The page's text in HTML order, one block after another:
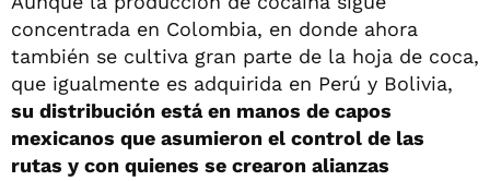
concentrada en Colombia, en donde ahora
también se cultiva gran parte de la hoja de coca,
que igualmente es adquirida en Perú y Bolivia,
su distribución está en manos de capos
mexicanos que asumieron el control de las
rutas y con quienes se crearon alianzas